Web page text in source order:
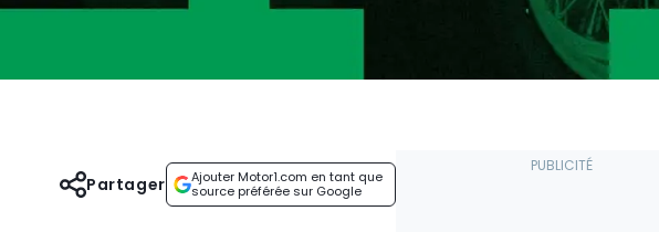
Ajouter Motor1.com en tant que
source préférée sur Google
Partager